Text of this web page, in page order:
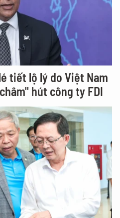
tiết lộ lý do Việt Nam
hút công ty FDI